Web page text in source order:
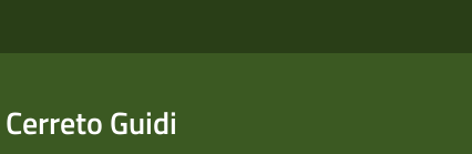
Guidi